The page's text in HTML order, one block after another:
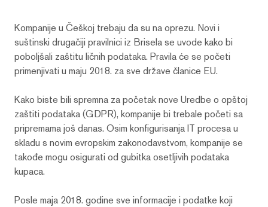
Kompanije u Češkoj trebaju da su na oprezu. Novi i
suštinski drugačiji pravilnici iz Brisela se uvode kako bi
poboljšali zaštitu ličnih podataka. Pravila će se početi
primenjivati u maju 2018. za sve države članice EU.
Kako biste bili spremna za početak nove Uredbe o opštoj
zaštiti podataka (GDPR), kompanije bi trebale početi sa
pripremama još danas. Osim konfigurisanja IT procesa u
skladu s novim evropskim zakonodavstvom, kompanije se
takođe mogu osigurati od gubitka osetljivih podataka
kupaca.
Posle maja 2018. godine sve informacije i podatke koji